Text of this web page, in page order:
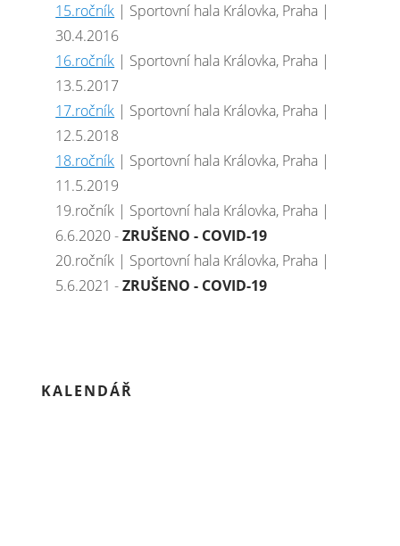
15.ročník | Sportovní hala Královka, Praha |
30.4.2016
16.ročník | Sportovní hala Královka, Praha |
13.5.2017
17.ročník | Sportovní hala Královka, Praha |
12.5.2018
18.ročník | Sportovní hala Královka, Praha |
11.5.2019
19.ročník | Sportovní hala Královka, Praha |
6.6.2020 -ZRUŠENO - COVID-19
20.ročník | Sportovní hala Královka, Praha |
5.6.2021 -ZRUŠENO - COVID-19
KALENDÁŘ